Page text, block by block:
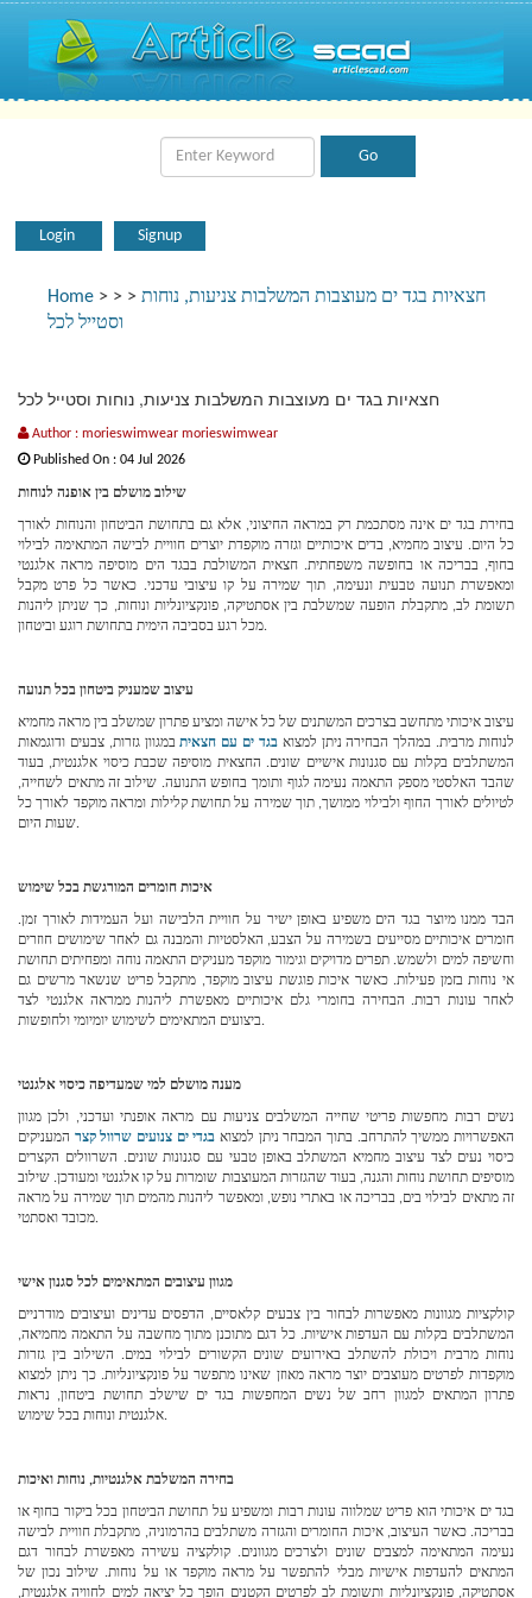
Login Signup
Home > > > חצאיות בגד ים מעוצבות המשלבות צניעות, נוחות
וסטייל לכל
חצאיות בגד ים מעוצבות המשלבות צניעות, נוחות וסטייל לכל
Author : morieswimwear morieswimwear
Published On : 04 Jul 2026
שילוב מושלם בין אופנה לנוחות
בחירת בגד ים אינה מסתכמת רק במראה החיצוני, אלא גם בתחושת הביטחון והנוחות לאורך
כל היום. עיצוב מחמיא, בדים איכותיים וגזרה מוקפדת יוצרים חוויית לבישה המתאימה לבילוי
בחוף, בבריכה או בחופשה משפחתית. חצאית המשולבת בבגד הים מוסיפה מראה אלגנטי
ומאפשרת תנועה טבעית ונעימה, תוך שמירה על קו עיצובי עדכני. כאשר כל פרט מקבל
תשומת לב, מתקבלת הופעה שמשלבת בין אסתטיקה, פונקציונליות ונוחות, כך שניתן ליהנות
מכל רגע בסביבה הימית בתחושת רוגע וביטחון.
עיצוב שמעניק ביטחון בכל תנועה
עיצוב איכותי מתחשב בצרכים המשתנים של כל אישה ומציע פתרון שמשלב בין מראה מחמיא
לנוחות מרבית. במהלך הבחירה ניתן למצואבגד ים עם חצאיתבמגוון גזרות, צבעים ודוגמאות
המשתלבים בקלות עם סגנונות אישיים שונים. החצאית מוסיפה שכבת כיסוי אלגנטית, בעוד
שהבד האלסטי מספק התאמה נעימה לגוף ותומך בחופש התנועה. שילוב זה מתאים לשחייה,
לטיולים לאורך החוף ולבילוי ממושך, תוך שמירה על תחושת קלילות ומראה מוקפד לאורך כל
שעות היום.
איכות חומרים המורגשת בכל שימוש
הבד ממנו מיוצר בגד הים משפיע באופן ישיר על חוויית הלבישה ועל העמידות לאורך זמן.
חומרים איכותיים מסייעים בשמירה על הצבע, האלסטיות והמבנה גם לאחר שימושים חוזרים
וחשיפה למים ולשמש. תפרים מדויקים וגימור מוקפד מעניקים התאמה נוחה ומפחיתים תחושת
אי נוחות בזמן פעילות. כאשר איכות פוגשת עיצוב מוקפד, מתקבל פריט שנשאר מרשים גם
לאחר עונות רבות. הבחירה בחומרי גלם איכותיים מאפשרת ליהנות ממראה אלגנטי לצד
ביצועים המתאימים לשימוש יומיומי ולחופשות.
מענה מושלם למי שמעדיפה כיסוי אלגנטי
נשים רבות מחפשות פריטי שחייה המשלבים צניעות עם מראה אופנתי ועדכני, ולכן מגוון
האפשרויות ממשיך להתרחב. בתוך המבחר ניתן למצוא בגדי ים צנועים שרוול קצר המעניקים
כיסוי נעים לצד עיצוב מחמיא המשתלב באופן טבעי עם סגנונות שונים. השרוולים הקצרים
מוסיפים תחושת נוחות והגנה, בעוד שהגזרות המעוצבות שומרות על קו אלגנטי ומעודכן. שילוב
זה מתאים לבילוי בים, בבריכה או באתרי נופש, ומאפשר ליהנות מהמים תוך שמירה על מראה
מכובד ואסתטי.
מגוון עיצובים המתאימים לכל סגנון אישי
קולקציות מגוונות מאפשרות לבחור בין צבעים קלאסיים, הדפסים עדינים ועיצובים מודרניים
המשתלבים בקלות עם העדפות אישיות. כל דגם מתוכנן מתוך מחשבה על התאמה מחמיאה,
נוחות מרבית ויכולת להשתלב באירועים שונים הקשורים לבילוי במים. השילוב בין גזרות
מוקפדות לפרטים מעוצבים יוצר מראה מאוזן שאינו מתפשר על פונקציונליות. כך ניתן למצוא
פתרון המתאים למגוון רחב של נשים המחפשות בגד ים שישלב תחושת ביטחון, נראות
אלגנטית ונוחות בכל שימוש.
בחירה המשלבת אלגנטיות, נוחות ואיכות
בגד ים איכותי הוא פריט שמלווה עונות רבות ומשפיע על תחושת הביטחון בכל ביקור בחוף או
בבריכה. כאשר העיצוב, איכות החומרים והגזרה משתלבים בהרמוניה, מתקבלת חוויית לבישה
נעימה המתאימה למצבים שונים ולצרכים מגוונים. קולקציה עשירה מאפשרת לבחור דגם
המתאים להעדפות אישיות מבלי להתפשר על מראה מוקפד או על נוחות. שילוב נכון של
אסתטיקה, פונקציונליות ותשומת לב לפרטים הקטנים הופך כל יציאה למים לחוויה אלגנטית,